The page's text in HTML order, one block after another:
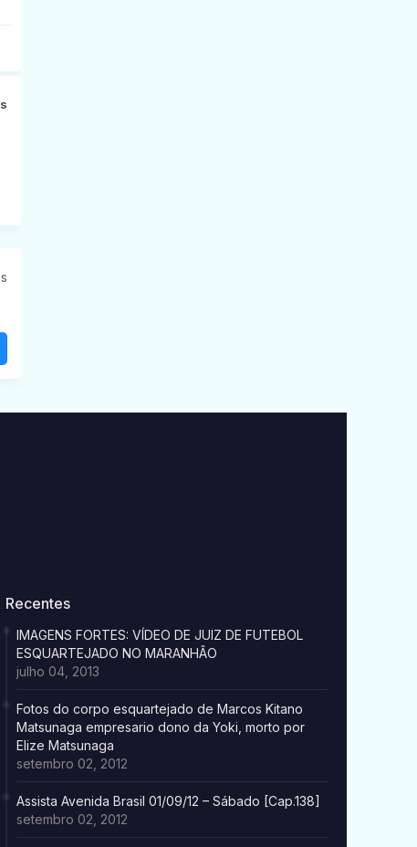
Recentes
IMAGENS FORTES: VÍDEO DE JUIZ DE FUTEBOL
ESQUARTEJADO NO MARANHÃO
julho 04, 2013
Fotos do corpo esquartejado de Marcos Kitano
Matsunaga empresario dono da Yoki, morto por
Elize Matsunaga
setembro 02, 2012
Assista Avenida Brasil 01/09/12 – Sábado [Cap.138]
setembro 02, 2012